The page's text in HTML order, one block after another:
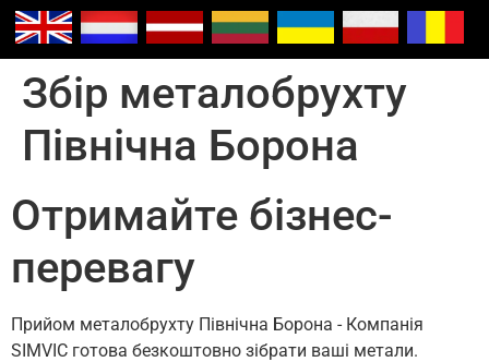
Збір металобрухту
Північна Борона
Отримайте бізнес-
перевагу
Прийом металобрухту Північна Борона - Компанія
SIMVIC готова безкоштовно зібрати ваші метали.